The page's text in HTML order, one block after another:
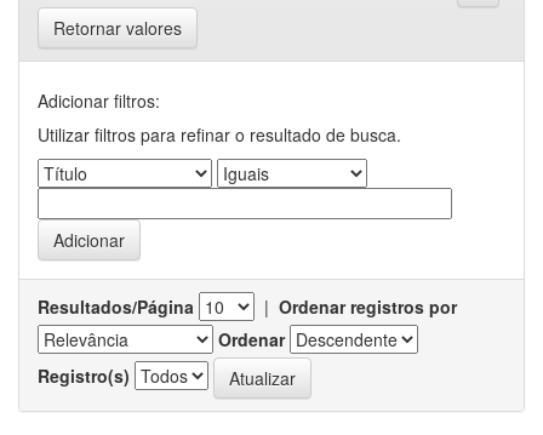
Retornar valores
Adicionar filtros:
Utilizar filtros para refinar o resultado de busca.
Resultados/Página | Ordenar registros por
Ordenar
Registro(s)